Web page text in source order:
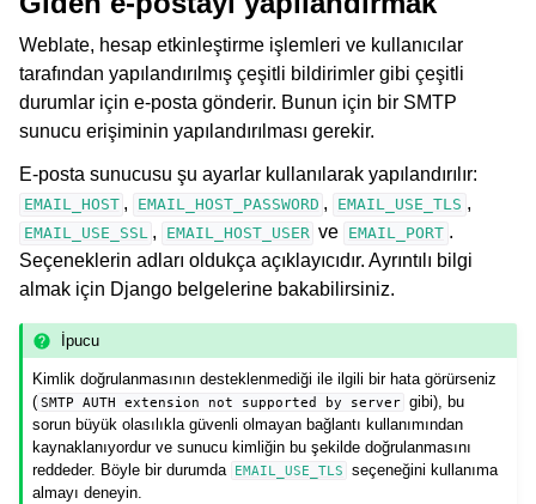
Weblate, hesap etkinleştirme işlemleri ve kullanıcılar
tarafından yapılandırılmış çeşitli bildirimler gibi çeşitli
durumlar için e-posta gönderir. Bunun için bir SMTP
sunucu erişiminin yapılandırılması gerekir.
E-posta sunucusu şu ayarlar kullanılarak yapılandırılır:
EMAIL_HOST , EMAIL_HOST_PASSWORD , EMAIL_USE_TLS ,
EMAIL_USE_SSL , EMAIL_HOST_USER ve EMAIL_PORT .
Seçeneklerin adları oldukça açıklayıcıdır. Ayrıntılı bilgi
almak için Django belgelerine bakabilirsiniz.
İpucu
Kimlik doğrulanmasının desteklenmediği ile ilgili bir hata görürseniz
( SMTP AUTH extension not supported by server gibi), bu
sorun büyük olasılıkla güvenli olmayan bağlantı kullanımından
kaynaklanıyordur ve sunucu kimliğin bu şekilde doğrulanmasını
reddeder. Böyle bir durumda
EMAIL_USE_TLS
seçeneğini kullanıma
almayı deneyin.